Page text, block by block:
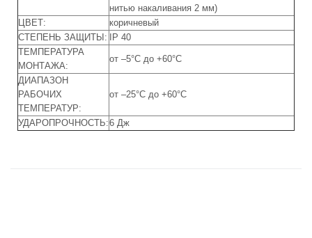
нитью накаливания 2 мм)
ЦВЕТ:
коричневый
СТЕПЕНЬ ЗАЩИТЫ:
IP 40
ТЕМПЕРАТУРА
МОНТАЖА:
от –5°С до +60°С
ДИАПАЗОН
РАБОЧИХ
ТЕМПЕРАТУР:
от –25°С до +60°С
УДАРОПРОЧНОСТЬ:6 Дж